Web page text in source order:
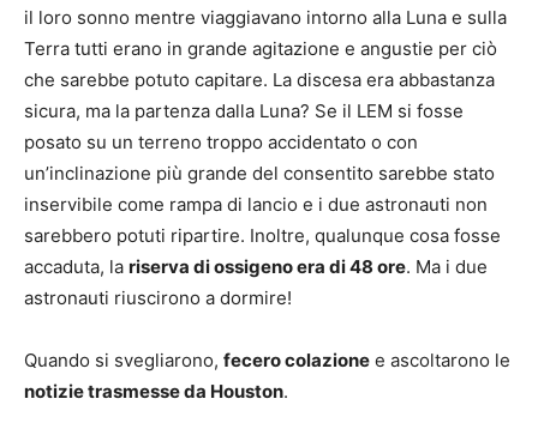
il loro sonno mentre viaggiavano intorno alla Luna e sulla
Terra tutti erano in grande agitazione e angustie per ciò
che sarebbe potuto capitare. La discesa era abbastanza
sicura, ma la partenza dalla Luna? Se il LEM si fosse
posato su un terreno troppo accidentato o con
un’inclinazione più grande del consentito sarebbe stato
inservibile come rampa di lancio e i due astronauti non
sarebbero potuti ripartire. Inoltre, qualunque cosa fosse
accaduta, la riserva di ossigeno era di 48 ore. Ma i due
astronauti riuscirono a dormire!
Quando si svegliarono, fecero colazione e ascoltarono le
notizie trasmesse da Houston.